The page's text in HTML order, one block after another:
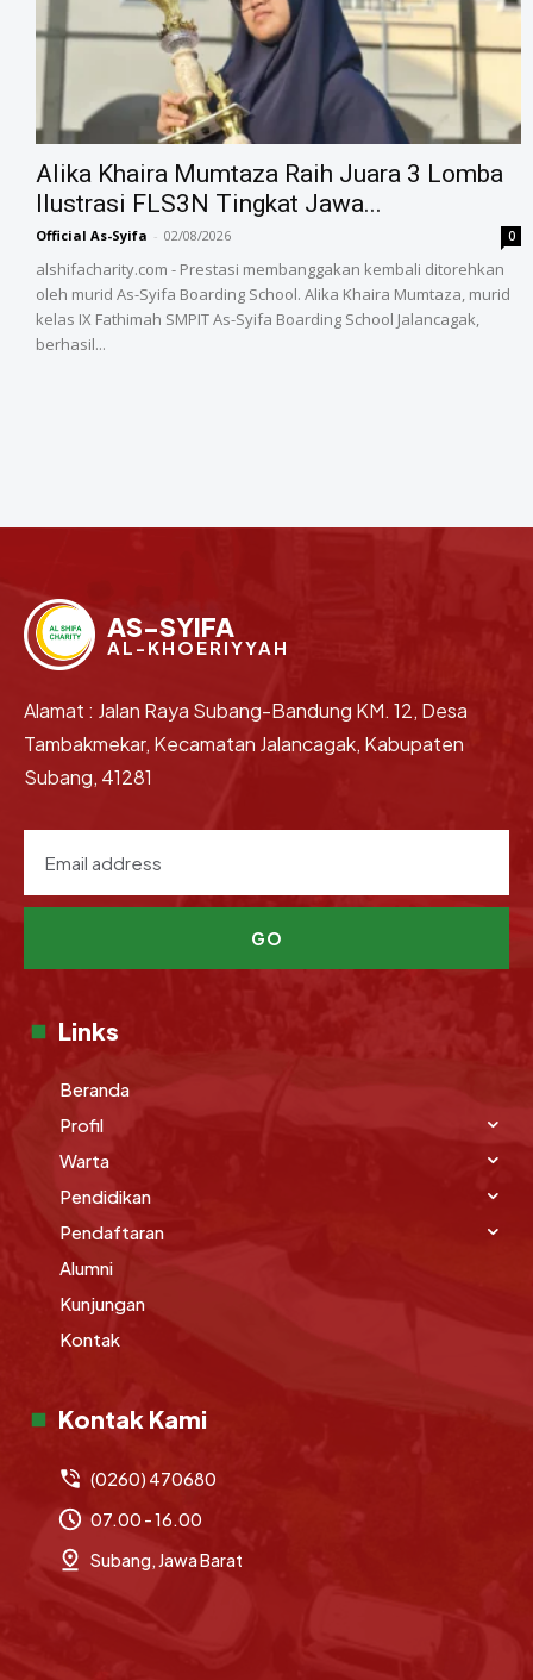
Alika Khaira Mumtaza Raih Juara 3 Lomba
Ilustrasi FLS3N Tingkat Jawa...
Official As-Syifa - 02/08/2026 0
alshifacharity.com - Prestasi membanggakan kembali ditorehkan
oleh murid As-Syifa Boarding School. Alika Khaira Mumtaza, murid
kelas IX Fathimah SMPIT As-Syifa Boarding School Jalancagak,
berhasil...
AS-SYIFA
AL-KHOERIYYAH
Alamat : Jalan Raya Subang-Bandung KM. 12, Desa
Tambakmekar, Kecamatan Jalancagak, Kabupaten
Subang, 41281
GO
Links
Beranda
Profil
Warta
Pendidikan
Pendaftaran
Alumni
Kunjungan
Kontak
Kontak Kami
(0260) 470680
07.00 - 16.00
Subang, Jawa Barat